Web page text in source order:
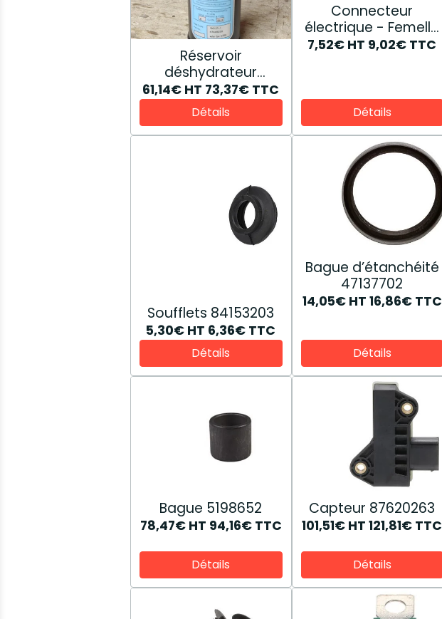
Réservoir
déshydrateur
47446235
61,14€ HT 73,37€ TTC
Détails
Connecteur
électrique - Femelle
82918426
7,52€ HT 9,02€ TTC
Détails
Soufflets 84153203
5,30€ HT 6,36€ TTC
Détails
Bague d’étanchéité
47137702
14,05€ HT 16,86€ TTC
Détails
Bague 5198652
78,47€ HT 94,16€ TTC
Détails
Capteur 87620263
101,51€ HT 121,81€ TTC
Détails